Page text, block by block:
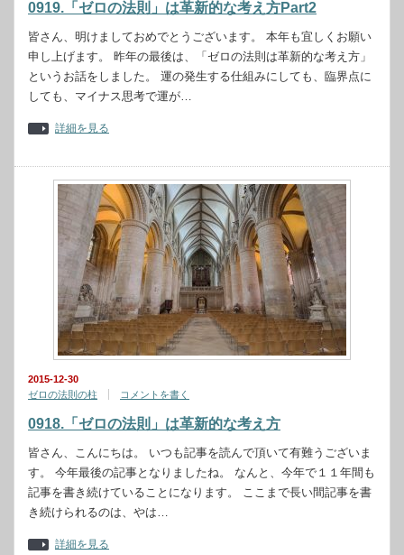
0919.「ゼロの法則」は革新的な考え方Part2
皆さん、明けましておめでとうございます。 本年も宜しくお願い
申し上げます。 昨年の最後は、「ゼロの法則は革新的な考え方」
というお話をしました。 運の発生する仕組みにしても、臨界点に
しても、マイナス思考で運が…
詳細を見る
2015-12-30
ゼロの法則の柱
コメントを書く
0918.「ゼロの法則」は革新的な考え方
皆さん、こんにちは。 いつも記事を読んで頂いて有難うございま
す。 今年最後の記事となりましたね。 なんと、今年で１１年間も
記事を書き続けていることになります。 ここまで長い間記事を書
き続けられるのは、やは…
詳細を見る